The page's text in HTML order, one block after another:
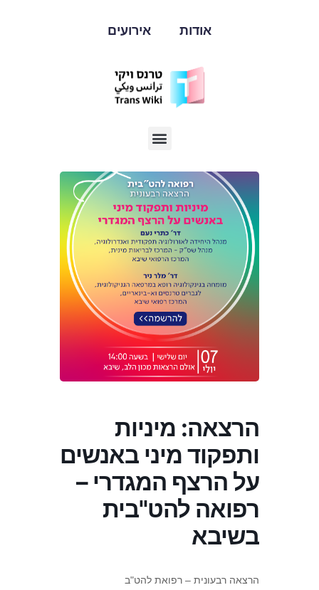
אודות אירועים
הרצאה: מיניות
ותפקוד מיני באנשים
על הרצף המגדרי –
רפואה להט"בית
בשיבא
הרצאה רבעונית – רפואת להט"ב